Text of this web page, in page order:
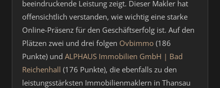
beeindruckende Leistung zeigt. Dieser Makler hat
offensichtlich verstanden, wie wichtig eine starke
Online-Präsenz für den Geschäftserfolg ist. Auf den
Plätzen zwei und drei folgen Ovbimmo (186
Punkte) und ALPHAUS Immobilien GmbH | Bad
Reichenhall (176 Punkte), die ebenfalls zu den
leistungsstärksten Immobilienmaklern in Thansau